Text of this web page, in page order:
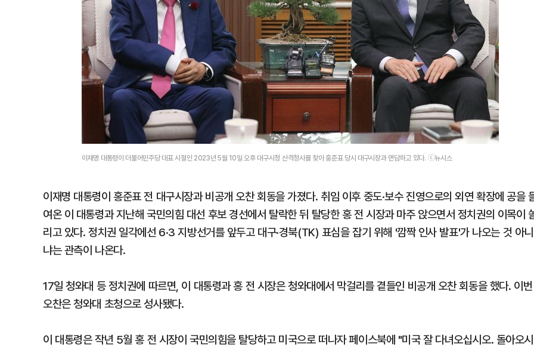
이재명 대통령이 더불어민주당 대표 시절인 2023년 5월 10일 오후 대구시청 산격청사를 찾아 홍준표 당시 대구시장과 면담하고 있다. ⓒ뉴시스
이재명 대통령이 홍준표 전 대구시장과 비공개 오찬 회동을 가졌다. 취임 이후 중도·보수 진영으로의 외연 확장에 공을
여온 이 대통령과 지난해 국민의힘 대선 후보 경선에서 탈락한 뒤 탈당한 홍 전 시장과 마주 앉으면서 정치권의 이목이
리고 있다. 정치권 일각에선 6·3 지방선거를 앞두고 대구·경북(TK) 표심을 잡기 위해 '깜짝 인사 발표'가 나오는 것 아니
냐는 관측이 나온다.
17일 청와대 등 정치권에 따르면, 이 대통령과 홍 전 시장은 청와대에서 막걸리를 곁들인 비공개 오찬 회동을 했다. 이번
오찬은 청와대 초청으로 성사됐다.
이 대통령은 작년 5월 홍 전 시장이 국민의힘을 탈당하고 미국으로 떠나자 페이스북에 "미국 잘 다녀오십시오. 돌아오시